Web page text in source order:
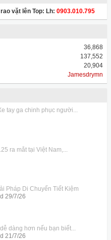
vặt lên Top: Lh: 0903.010.795
36,868
137,552
20,904
Jamesdrymn
tay ga chinh phục người...
ra mắt tại Việt Nam,...
Pháp Di Chuyển Tiết Kiệm
29/7/26
dàng hơn nếu bạn biết...
21/7/26